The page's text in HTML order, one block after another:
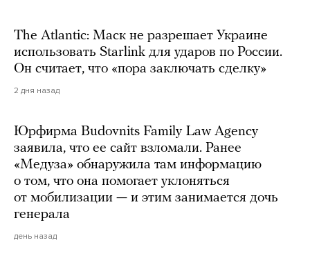
The Atlantic: Маск не разрешает Украине
использовать Starlink для ударов по России.
Он считает, что «пора заключать сделку»
2 дня назад
Юрфирма Budovnits Family Law Agency
заявила, что ее сайт взломали. Ранее
«Медуза» обнаружила там информацию
о том, что она помогает уклоняться
от мобилизации — и этим занимается дочь
генерала
день назад